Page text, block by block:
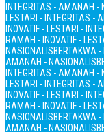
INTEGRITAS - AMANAH -
LESTARI - INTEGRITAS -
INOVATIF - LESTARI -
RAMAH - INOVATIF -
NASIONALISBERTAKWA
AMANAH - NASIONALIS
INTEGRITAS - AMANAH -
LESTARI - INTEGRITAS -
INOVATIF - LESTARI -
RAMAH - INOVATIF -
NASIONALISBERTAKWA
AMANAH - NASIONALIS